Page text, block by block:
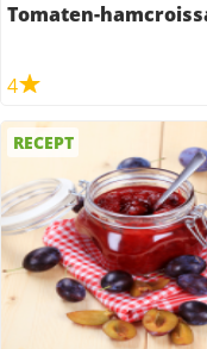
Tomaten-
4
RECEPT